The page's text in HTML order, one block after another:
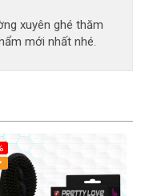
xuyên ghé thăm
mới nhất nhé.